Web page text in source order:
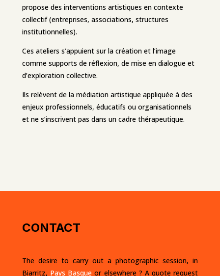
propose des interventions artistiques en contexte
collectif (entreprises, associations, structures
institutionnelles).
Ces ateliers s’appuient sur la création et l’image
comme supports de réflexion, de mise en dialogue et
d’exploration collective.
Ils relèvent de la médiation artistique appliquée à des
enjeux professionnels, éducatifs ou organisationnels
et ne s’inscrivent pas dans un cadre thérapeutique.
CONTACT
The desire to carry out a photographic session, in
Biarritz, Pays Basque or elsewhere ? Aquote request